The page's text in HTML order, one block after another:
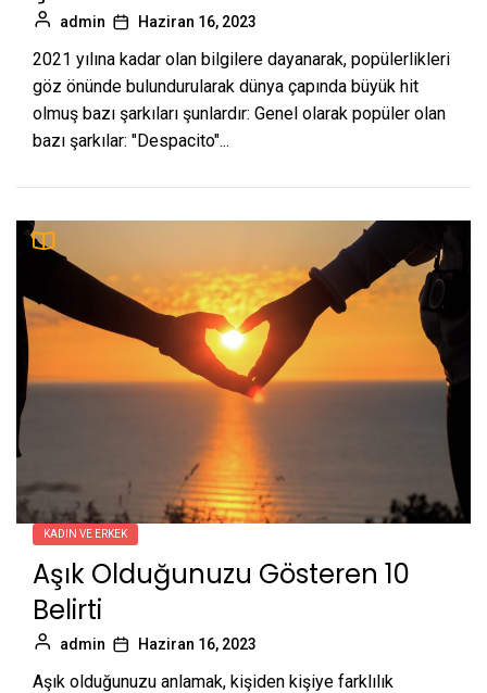
admin Haziran 16, 2023
2021 yılına kadar olan bilgilere dayanarak, popülerlikleri
göz önünde bulundurularak dünya çapında büyük hit
olmuş bazı şarkıları şunlardır: Genel olarak popüler olan
bazı şarkılar: "Despacito"...
KADIN VE ERKEK
Aşık Olduğunuzu Gösteren 10
Belirti
admin Haziran 16, 2023
Aşık olduğunuzu anlamak, kişiden kişiye farklılık